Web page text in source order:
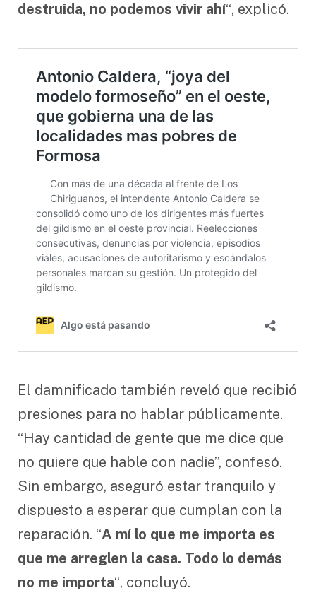
destruida, no podemos vivir ahí“, explicó.
El damnificado también reveló que recibió
presiones para no hablar públicamente.
“Hay cantidad de gente que me dice que
no quiere que hable con nadie”, confesó.
Sin embargo, aseguró estar tranquilo y
dispuesto a esperar que cumplan con la
reparación. “A mí lo que me importa es
que me arreglen la casa. Todo lo demás
no me importa“, concluyó.